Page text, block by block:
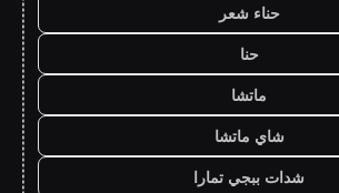
حناء شعر
حنا
ماتشا
شاي ماتشا
شدات ببجي تمارا